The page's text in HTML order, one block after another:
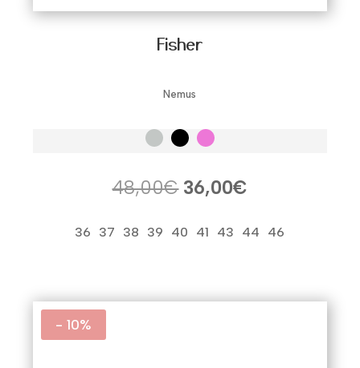
Fisher
Nemus
48,00€ El
original
36,00€
actual
36 37 38 39 40 41 43 44 46
- 10%